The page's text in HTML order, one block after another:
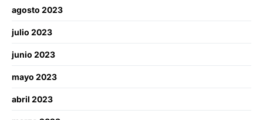
agosto 2023
julio 2023
junio 2023
mayo 2023
abril 2023